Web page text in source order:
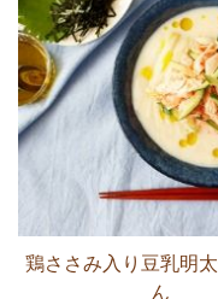
鶏ささみ入り豆乳明
ん